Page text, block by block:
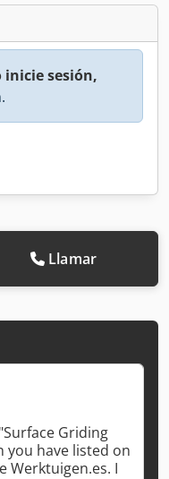
inicie sesión,
Llamar